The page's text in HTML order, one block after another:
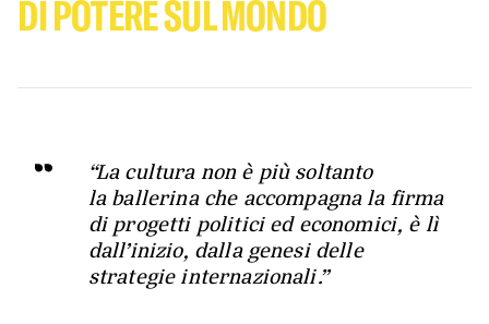
DI POTERE SUL MONDO
“La cultura non è più soltanto
laballerinache accompagna la firma
di progetti politici ed economici, è lì
dall’inizio, dalla genesi delle
strategie internazionali.”